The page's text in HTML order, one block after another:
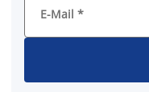
E-Mail *